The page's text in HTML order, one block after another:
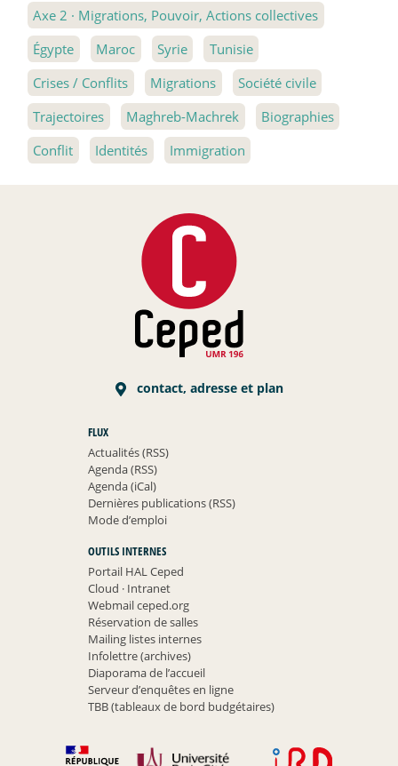
Axe 2 · Migrations, Pouvoir, Actions collectives
Égypte
Maroc Syrie
Tunisie
Crises / Conflits
Migrations
Société civile
Trajectoires
Maghreb-Machrek
Biographies
Conflit
Identités Immigration
contact, adresse et plan
FLUX
Actualités (RSS)
Agenda (RSS)
Agenda (iCal)
Dernières publications (RSS)
Mode d’emploi
OUTILS INTERNES
Portail HAL Ceped
Cloud ·Intranet
Webmail ceped.org
Réservation de salles
Mailing listes internes
Infolettre (archives)
Diaporama de l’accueil
Serveur d’enquêtes en ligne
TBB (tableaux de bord budgétaires)